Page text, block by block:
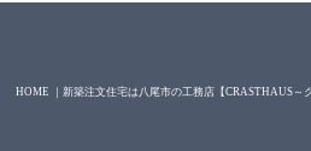
HOME ｜新築注文住宅は八尾市の工務店【CRASTHAUS～